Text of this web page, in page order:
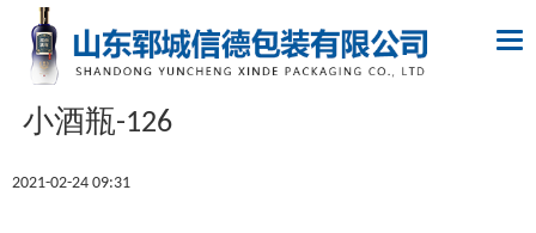
小酒瓶-126
2021-02-24 09:31